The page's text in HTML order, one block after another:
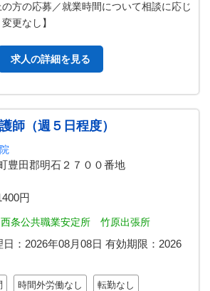
方の応募／就業時間について相談に応じ
更なし】
求人の詳細を見る
師（週５日程度）
豊田郡明石２７００番地
円
西条公共職業安定所 竹原出張所
： 2026年08月08日 有効期限： 2026
時間外労働なし 転勤なし